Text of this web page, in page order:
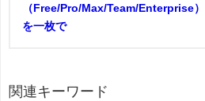
（Free/Pro/Max/Team/Enterprise）
を一枚で
関連キーワード